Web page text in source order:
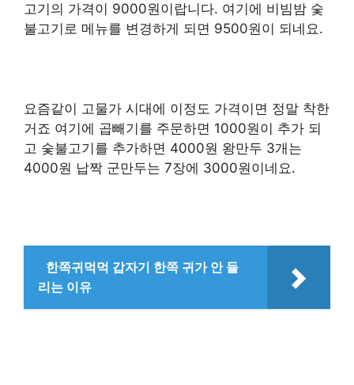
고기의 가격이 9000원이랍니다. 여기에 비빔밤 숯
불고기로 메뉴를 변경하게 되면 9500원이 되네요.
요즘같이 고물가 시대에 이정도 가격이면 정말 착한
거죠 여기에 곱빼기를 주문하면 1000원이 추가 되
고 숯불고기를 추가하면 4000원 왕만두 3개는
4000원 납짝 군만두는 7장에 3000원이네요.
한쪽귀먹먹 갑자기 한쪽 귀가 안 들
리는 이유